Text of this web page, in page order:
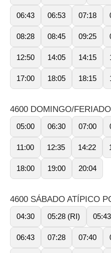
06:43 06:53 07:18
08:28 08:45 09:25
12:50 14:05 14:15
17:00 18:05 18:15
4600 DOMINGO/
05:00 06:30 07:00
11:00 12:35 14:22
18:00 19:00 20:04
4600 SÁBADO ATÍPICO
04:30 05:28 (RI) 05:43
06:43 07:28 07:40